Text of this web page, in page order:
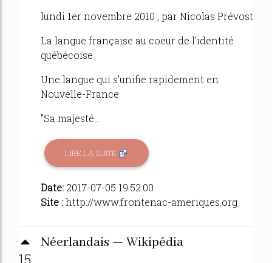
lundi 1er novembre 2010 , par Nicolas Prévost
La langue française au coeur de l'identité
québécoise
Une langue qui s'unifie rapidement en
Nouvelle-France
"Sa majesté...
LIRE LA SUITE
Date: 2017-07-05 19:52:00
Site :http://www.frontenac-ameriques.org
Néerlandais — Wikipédia